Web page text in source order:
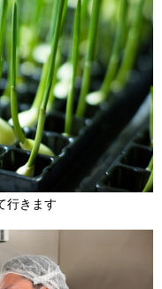
行きます